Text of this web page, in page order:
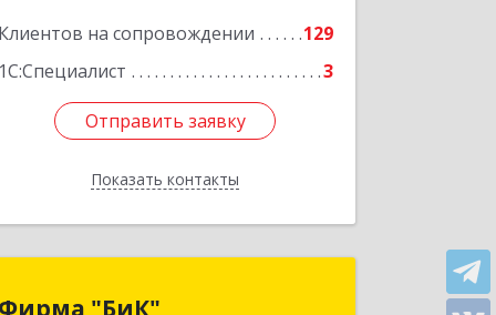
Клиентов на сопровождении
129
1С:Специалист
3
Отправить заявку
Показать контакты
Подробнее
Отправить заявку
Назад
Фирма "БиК"